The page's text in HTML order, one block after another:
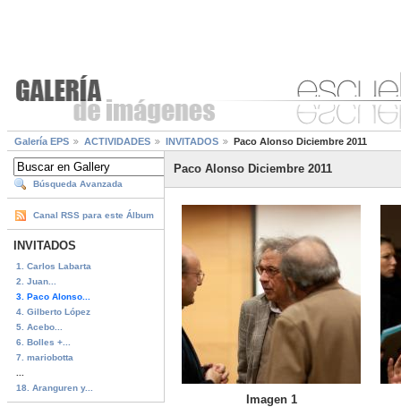
Galería EPS ACTIVIDADES INVITADOS Paco Alonso Diciembre 2011
Búsqueda Avanzada
Canal RSS para este Álbum
INVITADOS
1. Carlos Labarta
2. Juan...
3. Paco Alonso...
4. Gilberto López
5. Acebo...
6. Bolles +...
7. mariobotta
18. Aranguren y...
Paco Alonso Diciembre 2011
Imagen 1